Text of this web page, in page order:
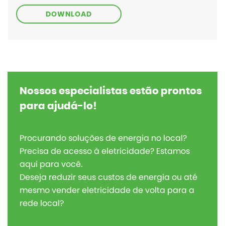
DOWNLOAD
Nossos especialistas estão prontos
para ajudá-lo!
Procurando soluções de energia no local?
Precisa de acesso à eletricidade? Estamos
aqui para você.
Deseja reduzir seus custos de energia ou até
mesmo vender eletricidade de volta para a
rede local?